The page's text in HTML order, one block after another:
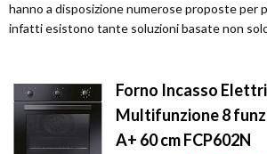
hanno a disposizione numerose proposte per
infatti esistono tante soluzioni basate non
Forno Incasso
Multifunzione 8
A+ 60 cm FCP602N